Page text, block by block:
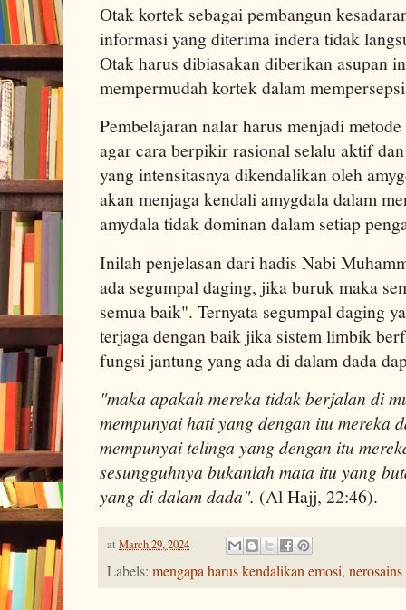
Otak kortek sebagai pembangun
informasi yang diterima indera tidak
Otak harus dibiasakan diberikan asupan
mempermudah kortek dalam
Pembelajaran nalar harus menjadi
agar cara berpikir rasional selalu aktif
yang intensitasnya dikendalikan oleh
akan menjaga kendali amygdala dalam
amydala tidak dominan dalam setiap
Inilah penjelasan dari hadis Nabi
ada segumpal daging, jika buruk maka
semua baik". Ternyata segumpal daging
terjaga dengan baik jika sistem limbik
fungsi jantung yang ada di dalam dada
"maka apakah mereka tidak berjalan di
mempunyai hati yang dengan itu mereka
mempunyai telinga yang dengan itu
sesungguhnya bukanlah mata itu yang
yang di dalam dada". (Al Hajj, 22:46).
at March 29, 2024
Labels: mengapa harus kendalikan emosi, nerosains